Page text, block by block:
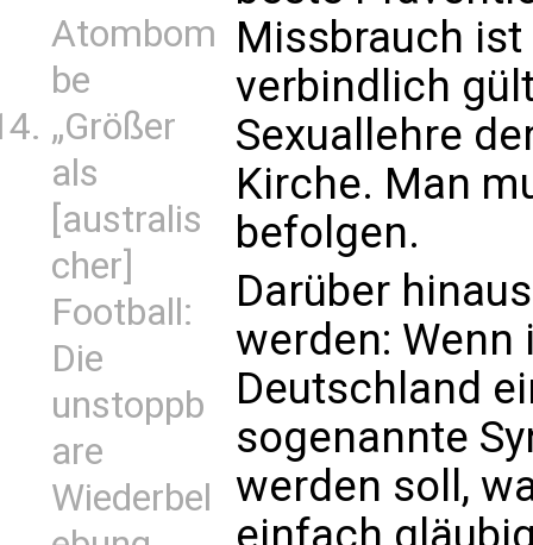
Atombom
be
„Größer
als
[australis
cher]
Football:
Die
unstoppb
are
Wiederbel
Missbrauch
verbindlich
Sexuallehre
Kirche. Man
befolgen.
Darüber
werden:
Deutschland
sogenannte
werden soll,